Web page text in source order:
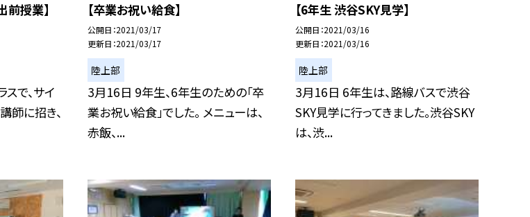
前授業】
で、サイ
師に招き、
【卒業お祝い給食】
公開日 2021/03/17
更新日 2021/03/17
陸上部
3月16日 9年生、6年生のための「卒
業お祝い給食」でした。 メニューは、
赤飯、...
【6年生 渋谷SKY見学】
公開日 2021/03/16
更新日 2021/03/16
陸上部
3月16日 6年生は、路線バスで渋谷
SKY見学に行ってきました。渋谷SKY
は、渋...